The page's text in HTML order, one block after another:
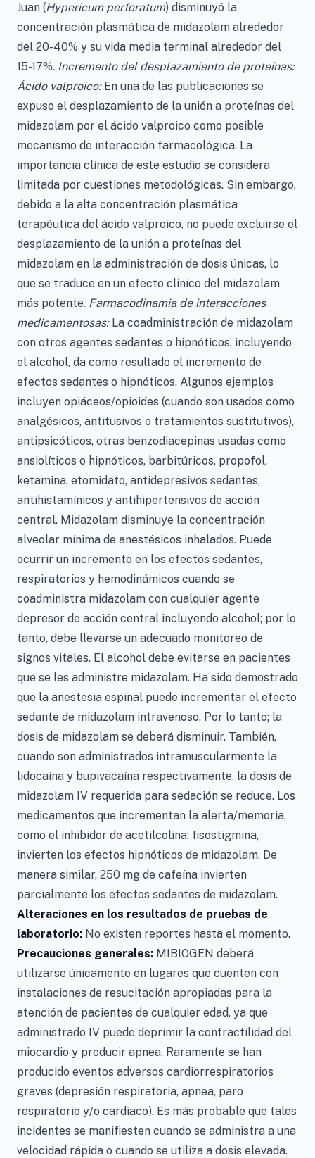
Juan (Hypericum perforatum) disminuyó la
concentración plasmática de midazolam alrededor
del 20-40% y su vida media terminal alrededor del
15-17%. Incremento del desplazamiento de proteínas:
Ácido valproico:En una de las publicaciones se
expuso el desplazamiento de la unión a proteínas del
midazolam por el ácido valproico como posible
mecanismo de interacción farmacológica. La
importancia clínica de este estudio se considera
limitada por cuestiones metodológicas. Sin embargo,
debido a la alta concentración plasmática
terapéutica del ácido valproico, no puede excluirse el
desplazamiento de la unión a proteínas del
midazolam en la administración de dosis únicas, lo
que se traduce en un efecto clínico del midazolam
más potente. Farmacodinamia de interacciones
medicamentosas:La coadministración de midazolam
con otros agentes sedantes o hipnóticos, incluyendo
el alcohol, da como resultado el incremento de
efectos sedantes o hipnóticos. Algunos ejemplos
incluyen opiáceos/opioides (cuando son usados como
analgésicos, antitusivos o tratamientos sustitutivos),
antipsicóticos, otras benzodiacepinas usadas como
ansiolíticos o hipnóticos, barbitúricos, propofol,
ketamina, etomidato, antidepresivos sedantes,
antihistamínicos y antihipertensivos de acción
central. Midazolam disminuye la concentración
alveolar mínima de anestésicos inhalados. Puede
ocurrir un incremento en los efectos sedantes,
respiratorios y hemodinámicos cuando se
coadministra midazolam con cualquier agente
depresor de acción central incluyendo alcohol; por lo
tanto, debe llevarse un adecuado monitoreo de
signos vitales. El alcohol debe evitarse en pacientes
que se les administre midazolam. Ha sido demostrado
que la anestesia espinal puede incrementar el efecto
sedante de midazolam intravenoso. Por lo tanto; la
dosis de midazolam se deberá disminuir. También,
cuando son administrados intramuscularmente la
lidocaína y bupivacaína respectivamente, la dosis de
midazolam IV requerida para sedación se reduce. Los
medicamentos que incrementan la alerta/memoria,
como el inhibidor de acetilcolina: fisostigmina,
invierten los efectos hipnóticos de midazolam. De
manera similar, 250 mg de cafeína invierten
parcialmente los efectos sedantes de midazolam.
Alteraciones en los resultados de pruebas de
laboratorio: No existen reportes hasta el momento.
Precauciones generales: MIBIOGEN deberá
utilizarse únicamente en lugares que cuenten con
instalaciones de resucitación apropiadas para la
atención de pacientes de cualquier edad, ya que
administrado IV puede deprimir la contractilidad del
miocardio y producir apnea. Raramente se han
producido eventos adversos cardiorrespiratorios
graves (depresión respiratoria, apnea, paro
respiratorio y/o cardiaco). Es más probable que tales
incidentes se manifiesten cuando se administra a una
velocidad rápida o cuando se utiliza a dosis elevada.